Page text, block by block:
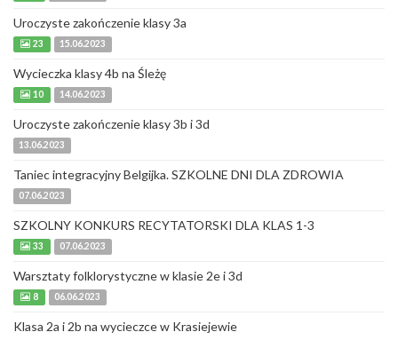
Uroczyste zakończenie klasy 3a
23 15.06.2023
Wycieczka klasy 4b na Śleżę
10 14.06.2023
Uroczyste zakończenie klasy 3b i 3d
13.06.2023
Taniec integracyjny Belgijka. SZKOLNE DNI DLA ZDROWIA
07.06.2023
SZKOLNY KONKURS RECYTATORSKI DLA KLAS 1-3
33 07.06.2023
Warsztaty folklorystyczne w klasie 2e i 3d
8 06.06.2023
Klasa 2a i 2b na wycieczce w Krasiejewie